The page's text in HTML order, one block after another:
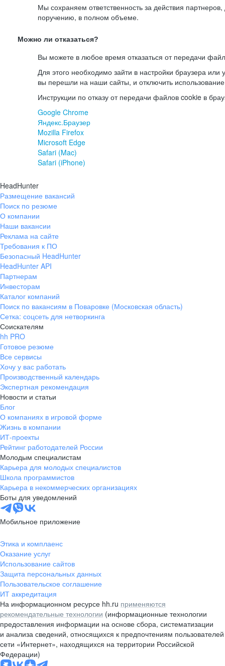
Мы сохраняем ответственность за действия
поручению, в полном объеме.
Можно ли отказаться?
Вы можете в любое время отказаться от передачи
Для этого необходимо зайти в настройки браузера или
вы перешли на наши сайты, и отключить
Инструкции по отказу от передачи файлов cookie в
Google Chrome
Яндекс.Браузер
Mozilla Firefox
Microsoft Edge
Safari (Mac)
Safari (iPhone)
HeadHunter
Размещение вакансий
Поиск по резюме
О компании
Наши вакансии
Реклама на сайте
Требования к ПО
Безопасный HeadHunter
HeadHunter API
Партнерам
Инвесторам
Каталог компаний
Поиск по вакансиям в Поваровке (Московская область)
Сетка: соцсеть для нетворкинга
Соискателям
hh PRO
Готовое резюме
Все сервисы
Хочу у вас работать
Производственный календарь
Экспертная рекомендация
Новости и статьи
Блог
О компаниях в игровой форме
Жизнь в компании
ИТ-проекты
Рейтинг работодателей России
Молодым специалистам
Карьера для молодых специалистов
Школа программистов
Карьера в некоммерческих организациях
Боты для уведомлений
Мобильное приложение
Этика и комплаенс
Оказание услуг
Использование сайтов
Защита персональных данных
Пользовательское соглашение
ИТ аккредитация
На информационном ресурсе hh.ru применяются
рекомендательные технологии (информационные технологии
предоставления информации на основе сбора, систематизации
и анализа сведений, относящихся к предпочтениям пользователей
сети «Интернет», находящихся на территории Российской
Федерации)